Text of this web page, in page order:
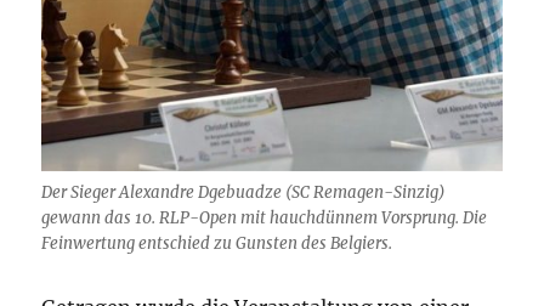
Der Sieger Alexandre Dgebuadze (SC Remagen-Sinzig)
gewann das 10. RLP-Open mit hauchdünnem Vorsprung. Die
Feinwertung entschied zu Gunsten des Belgiers.